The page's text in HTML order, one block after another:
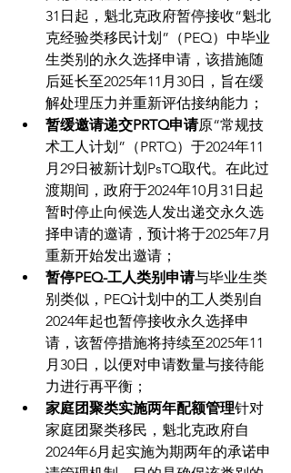
31日起，魁北克政府暂停接收“魁北
克经验类移民计划”（PEQ）中毕业
生类别的永久选择申请，该措施随
后延长至2025年11月30日，旨在缓
解处理压力并重新评估接纳能力；
暂缓邀请递交PRTQ申请原“常规技
术工人计划”（PRTQ）于2024年11
月29日被新计划PsTQ取代。在此过
渡期间，政府于2024年10月31日起
暂时停止向候选人发出递交永久选
择申请的邀请，预计将于2025年7月
重新开始发出邀请；
暂停PEQ-工人类别申请与毕业生类
别类似，PEQ计划中的工人类别自
2024年起也暂停接收永久选择申
请，该暂停措施将持续至2025年11
月30日，以便对申请数量与接待能
力进行再平衡；
家庭团聚类实施两年配额管理针对
家庭团聚类移民，魁北克政府自
2024年6月起实施为期两年的承诺申